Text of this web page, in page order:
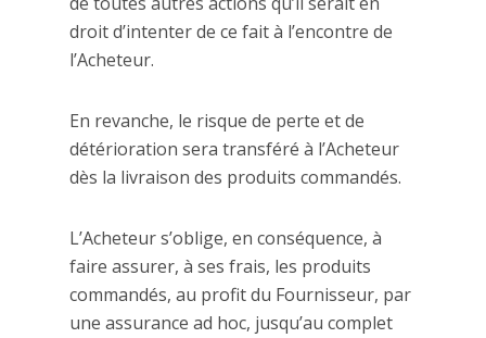
droit d’intenter de ce fait à l’encontre de
l’Acheteur.
En revanche, le risque de perte et de
détérioration sera transféré à l’Acheteur
dès la livraison des produits commandés.
L’Acheteur s’oblige, en conséquence, à
faire assurer, à ses frais, les produits
commandés, au profit du Fournisseur, par
une assurance ad hoc, jusqu’au complet